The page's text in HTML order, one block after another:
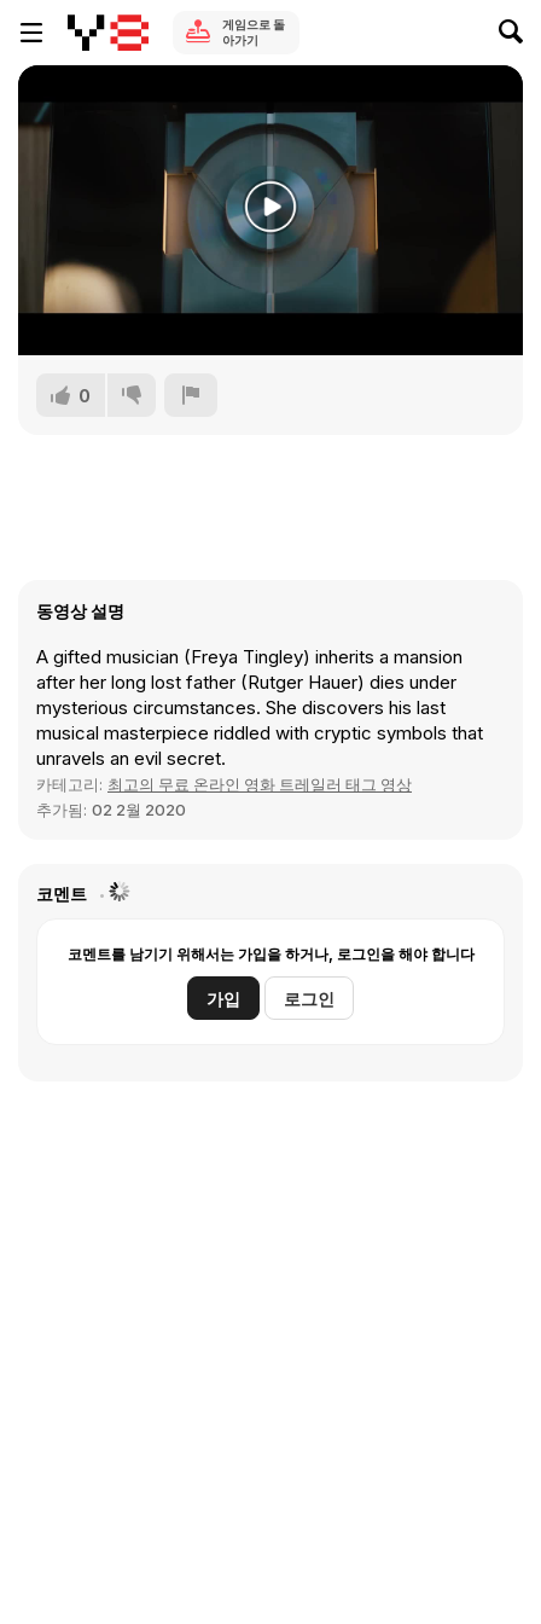
게임으로 돌
아가기
0
동영상 설명
A gifted musician (Freya Tingley) inherits a mansion
after her long lost father (Rutger Hauer) dies under
mysterious circumstances. She discovers his last
musical masterpiece riddled with cryptic symbols that
unravels an evil secret.
카테고리: 최고의 무료 온라인 영화 트레일러 태그 영상
추가됨: 02 2월 2020
코멘트
코멘트를 남기기 위해서는 가입을 하거나, 로그인을 해야 합니다
가입 로그인